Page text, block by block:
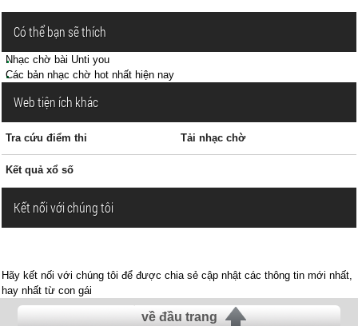
Có thể bạn sẽ thích
Nhạc chờ bài Unti you
Các bản nhạc chờ hot nhất hiện nay
Web tiện ích khác
Tra cứu điểm thi Tải nhạc chờ
Kết quả xổ số
Kết nối với chúng tôi
Hãy kết nối với chúng tôi để được chia sẻ cập nhật các thông tin mới nhất,
hay nhất từ con gái
về đầu trang